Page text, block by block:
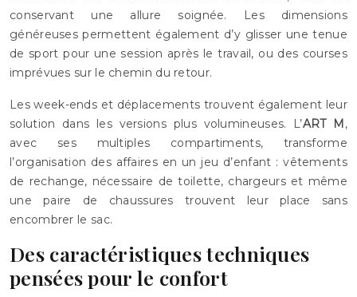
conservant une allure soignée. Les dimensions
généreuses permettent également d’y glisser une tenue
de sport pour une session après le travail, ou des courses
imprévues sur le chemin du retour.
Les week-ends et déplacements trouvent également leur
solution dans les versions plus volumineuses. L’ART M,
avec ses multiples compartiments, transforme
l’organisation des affaires en un jeu d’enfant : vêtements
de rechange, nécessaire de toilette, chargeurs et même
une paire de chaussures trouvent leur place sans
encombrer le sac.
Des caractéristiques techniques
pensées pour le confort